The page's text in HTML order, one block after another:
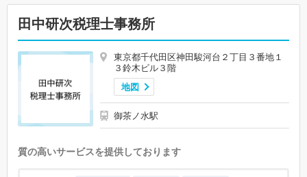
田中研次税理士事務所
東京都千代田区神田駿河台２丁目３番地１
３鈴木ビル３階
地図
御茶ノ水駅
質の高いサービスを提供しております